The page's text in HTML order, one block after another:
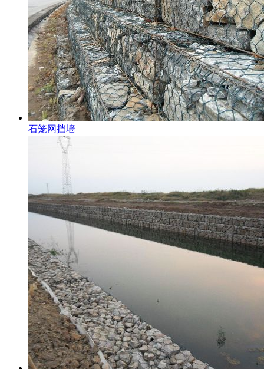
石笼网挡墙